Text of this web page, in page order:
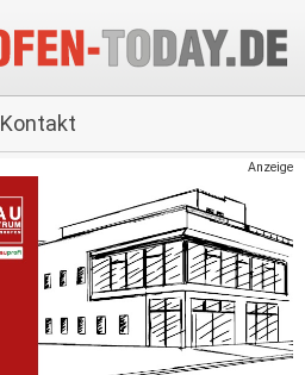
Kontakt
Anzeige